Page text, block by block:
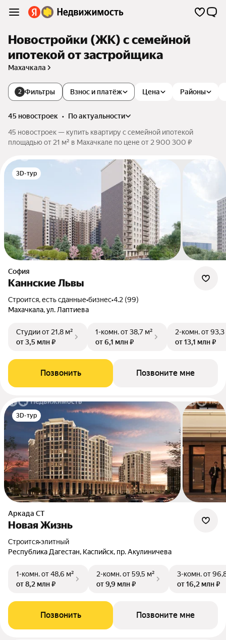
Новостройки (ЖК) с семейной
ипотекой от застройщика
Махачкала
2 Фильтры Цена
Взнос и платёж Районы
45 новостроек •
по актуальности
45 новостроек — купить квартиру с семейной ипотекой
площадью от 21 м² в Махачкале по цене от 2 900 300 ₽
3D-тур
София
Каннские Львы
Строится, есть сданные•бизнес•4.2 (99)
Махачкала, ул. Лаптиева
Студииот 21,8 м²
от 3,5 млн ₽
1-комн.от 38,7 м²
от 6,1 млн ₽
2-комн.от 93,3
от 13,1 млн ₽
Позвонить Позвоните мне
3D-тур
Аркада СТ
Новая Жизнь
Строится•элитный
Республика Дагестан, Каспийск, пр. Акулиничева
1-комн.от 48,6 м²
от 8,2 млн ₽
2-комн.от 59,5 м²
от 9,9 млн ₽
3-комн.от
от 16,2 млн ₽
Позвонить Позвоните мне